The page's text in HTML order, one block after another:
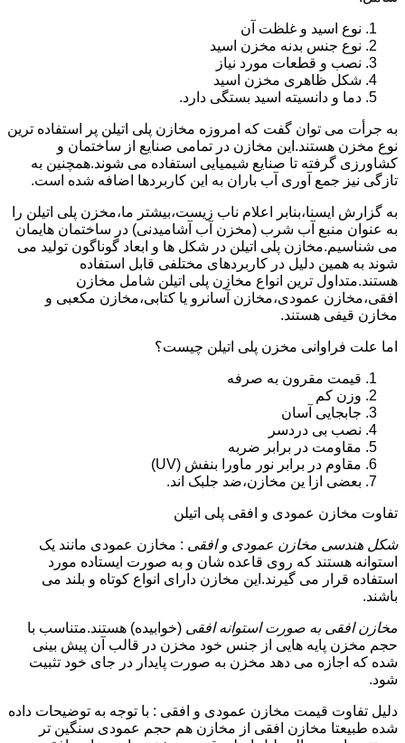
نوع اسید و غلظت آن
نوع جنس بدنه مخزن اسید
نصب و قطعات مورد نیاز
شکل ظاهری مخزن اسید
دما و دانسیته اسید بستگی دارد.
به جرأت می توان گفت که امروزه مخازن پلی اتیلن پر استفاده ترین
نوع مخزن هستند.این مخازن در تمامی صنایع از ساختمان و
کشاورزی گرفته تا صنایع شیمیایی استفاده می شوند.همچنین به
تازگی نیز جمع آوری آب باران به این کاربردها اضافه شده است.
به گزارش ایسنا،بنابر اعلام ناب زیست،بیشتر ما،مخزن پلی اتیلن را
به عنوان منبع آب شرب (مخزن آب آشامیدنی) در ساختمان هایمان
می شناسیم.مخازن پلی اتیلن در شکل ها و ابعاد گوناگون تولید می
شوند به همین دلیل در کاربردهای مختلفی قابل استفاده
هستند.متداول ترین انواع مخازن پلی اتیلن شامل مخازن
افقی،مخازن عمودی،مخازن آسانرو یا کتابی،مخازن مکعبی و
مخازن قیفی هستند.
اما علت فراوانی مخزن پلی اتیلن چیست؟
قیمت مقرون به صرفه
وزن کم
جابجایی آسان
نصب بی دردسر
مقاومت در برابر ضربه
مقاوم در برابر نور ماورا بنفش (UV)
بعضی ازا ین مخازن،ضد جلبک اند.
تفاوت مخازن عمودی و افقی پلی اتیلن
شکل هندسی مخازن عمودی و افقی : مخازن عمودی مانند یک
استوانه هستند که روی قاعده شان و به صورت ایستاده مورد
استفاده قرار می گیرند.این مخازن دارای انواع کوتاه و بلند می
باشند.
مخازن افقی به صورت استوانه افقی (خوابیده) هستند.متناسب با
حجم مخزن پایه هایی از جنس خود مخزن در قالب آن پیش بینی
شده که اجازه می دهد مخزن به صورت پایدار در جای خود تثبیت
شود.
دلیل تفاوت قیمت مخازن عمودی و افقی : با توجه به توضیحات داده
شده طبیعتا مخازن افقی از مخازن هم حجم عمودی سنگین تر